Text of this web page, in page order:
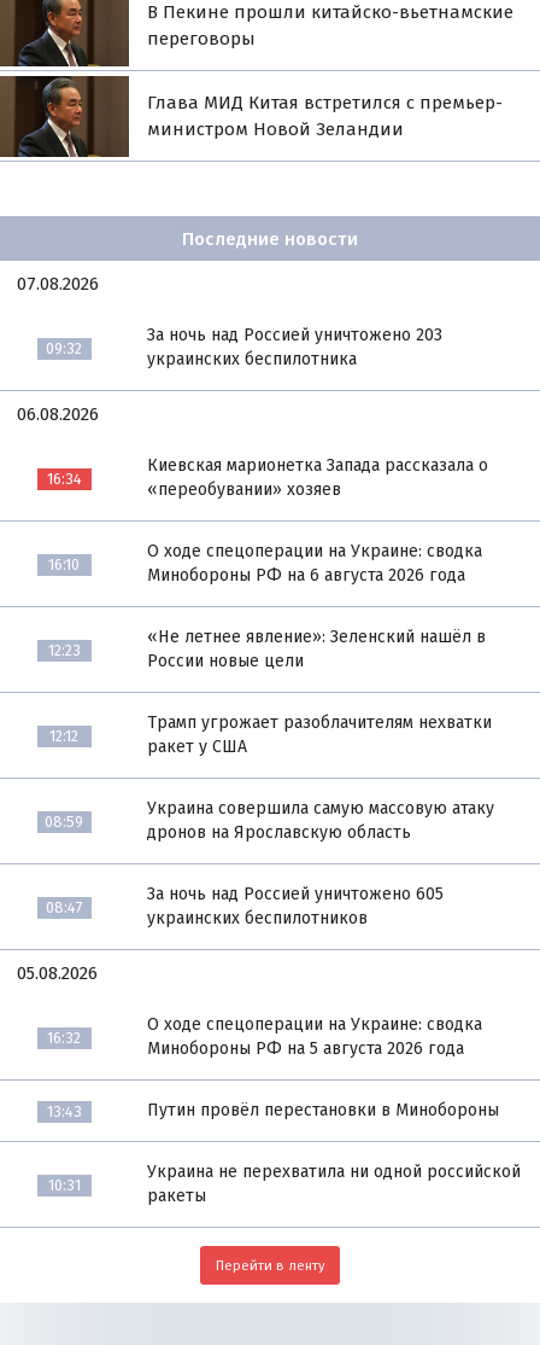
В Пекине прошли китайско-вьетнамские
переговоры
Глава МИД Китая встретился с премьер-
министром Новой Зеландии
Последние новости
07.08.2026
09:32
За ночь над Россией уничтожено 203
украинских беспилотника
06.08.2026
16:34
Киевская марионетка Запада рассказала о
«переобувании» хозяев
16:10
О ходе спецоперации на Украине: сводка
Минобороны РФ на 6 августа 2026 года
12:23
«Не летнее явление»: Зеленский нашёл в
России новые цели
12:12
Трамп угрожает разоблачителям нехватки
ракет у США
08:59
Украина совершила самую массовую атаку
дронов на Ярославскую область
08:47
За ночь над Россией уничтожено 605
украинских беспилотников
05.08.2026
16:32
О ходе спецоперации на Украине: сводка
Минобороны РФ на 5 августа 2026 года
13:43 Путин провёл перестановки в Минобороны
10:31
Украина не перехватила ни одной российской
ракеты
Перейти в ленту